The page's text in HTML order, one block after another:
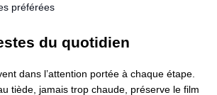
préférées
du quotidien
dans l’attention portée à chaque étape.
tiède, jamais trop chaude, préserve le film